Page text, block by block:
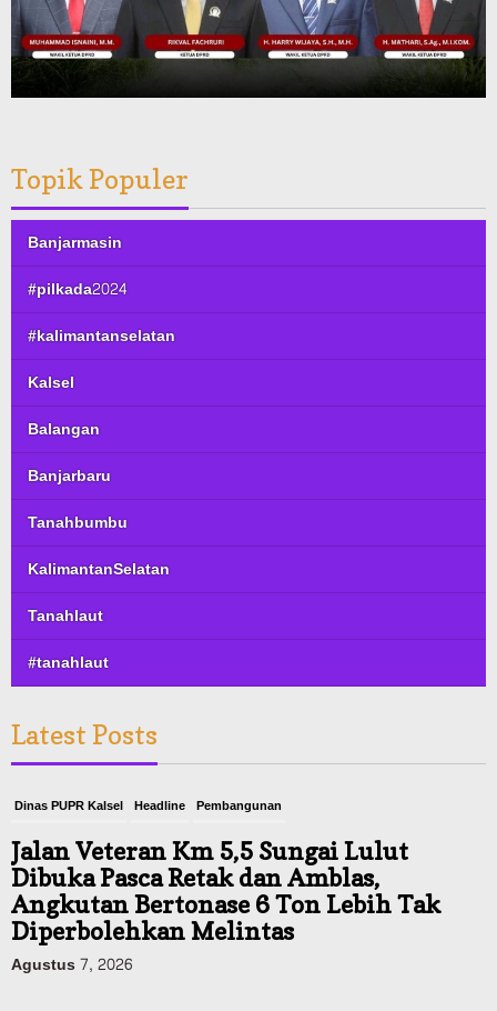
Topik Populer
Banjarmasin
#pilkada2024
#kalimantanselatan
Kalsel
Balangan
Banjarbaru
Tanahbumbu
KalimantanSelatan
Tanahlaut
#tanahlaut
Latest Posts
Dinas PUPR Kalsel Headline Pembangunan
Jalan Veteran Km 5,5 Sungai Lulut
Dibuka Pasca Retak dan Amblas,
Angkutan Bertonase 6 Ton Lebih Tak
Diperbolehkan Melintas
Agustus 7, 2026